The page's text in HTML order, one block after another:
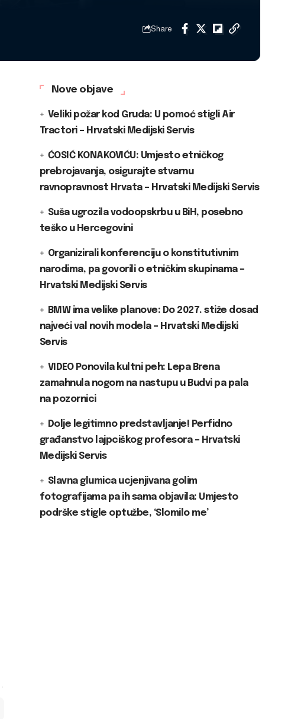
Share
Nove objave
Veliki požar kod Gruda: U pomoć stigli Air
Tractori – Hrvatski Medijski Servis
ĆOSIĆ KONAKOVIĆU: Umjesto etničkog
prebrojavanja, osigurajte stvarnu
ravnopravnost Hrvata – Hrvatski Medijski Servis
Suša ugrozila vodoopskrbu u BiH, posebno
teško u Hercegovini
Organizirali konferenciju o konstitutivnim
narodima, pa govorili o etničkim skupinama –
Hrvatski Medijski Servis
BMW ima velike planove: Do 2027. stiže dosad
najveći val novih modela – Hrvatski Medijski
Servis
VIDEO Ponovila kultni peh: Lepa Brena
zamahnula nogom na nastupu u Budvi pa pala
na pozornici
Dolje legitimno predstavljanje! Perfidno
građanstvo lajpciškog profesora – Hrvatski
Medijski Servis
Slavna glumica ucjenjivana golim
fotografijama pa ih sama objavila: Umjesto
podrške stigle optužbe, ‘Slomilo me’